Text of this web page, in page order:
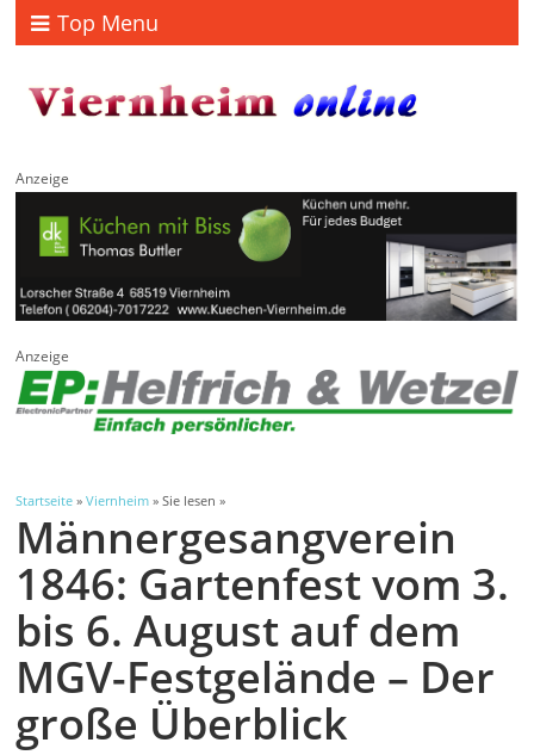
Top Menu
Anzeige
Anzeige
Startseite »Viernheim » Sie lesen »
Männergesangverein
1846: Gartenfest vom 3.
bis 6. August auf dem
MGV-Festgelände – Der
große Überblick